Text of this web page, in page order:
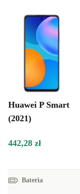
Huawei P Smart
(2021)
442,28 zł
Bateria